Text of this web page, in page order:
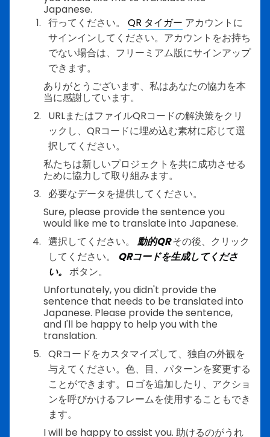
Japanese.
行ってください。 QR タイガー アカウントに
サインインしてください。アカウントをお持ち
でない場合は、フリーミアム版にサインアップ
できます。
ありがとうございます、私はあなたの協力を本
当に感謝しています。
URLまたはファイルQRコードの解決策をクリ
ックし、QRコードに埋め込む素材に応じて選
択してください。
私たちは新しいプロジェクトを共に成功させる
ために協力して取り組みます。
必要なデータを提供してください。
Sure, please provide the sentence you
would like me to translate into Japanese.
選択してください。 動的QRその後、クリック
してください。 QRコードを生成してくださ
い。 ボタン。
Unfortunately, you didn't provide the
sentence that needs to be translated into
Japanese. Please provide the sentence,
and I'll be happy to help you with the
translation.
QRコードをカスタマイズして、独自の外観を
与えてください。色、目、パターンを変更する
ことができます。ロゴを追加したり、アクショ
ンを呼びかけるフレームを使用することもでき
ます。
I will be happy to assist you. 助けるのがうれ